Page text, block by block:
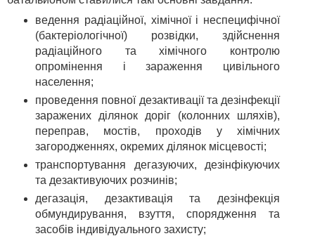
ведення радіаційної, хімічної і неспецифічної
(бактеріологічної) розвідки, здійснення
радіаційного та хімічного контролю
опромінення і зараження цивільного
населення;
проведення повної дезактивації та дезінфекції
заражених ділянок доріг (колонних шляхів),
переправ, мостів, проходів у хімічних
загородженнях, окремих ділянок місцевості;
транспортування дегазуючих, дезінфікуючих
та дезактивуючих розчинів;
дегазація, дезактивація та дезінфекція
обмундирування, взуття, спорядження та
засобів індивідуального захисту;